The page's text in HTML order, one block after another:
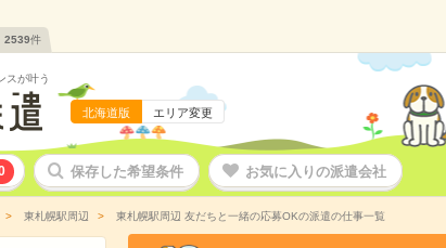
2539件
スが叶う
北海道版 エリア変更
保存した希望条件 お気に入りの派遣会社
東札幌駅周辺 東札幌駅周辺 友だちと一緒の応募OKの派遣の仕事一覧